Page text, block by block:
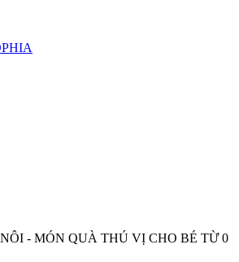
- MÓN QUÀ THÚ VỊ CHO BÉ TỪ 0